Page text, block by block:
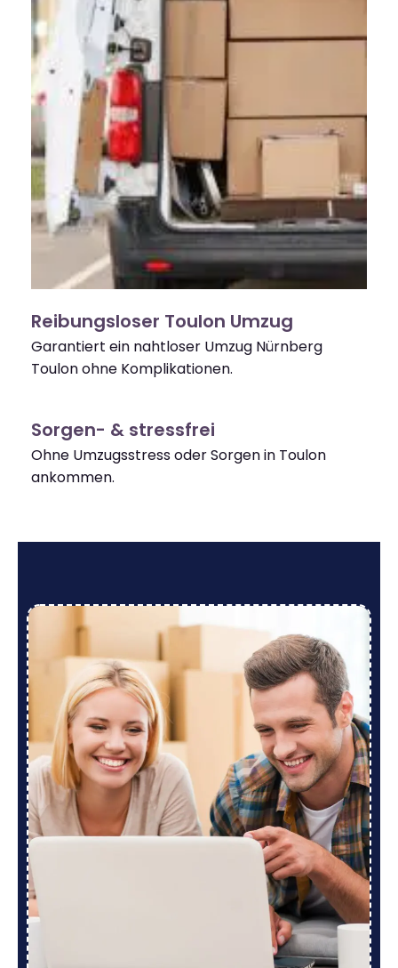
Reibungsloser Toulon Umzug
Garantiert ein nahtloser Umzug Nürnberg
Toulon ohne Komplikationen.
Sorgen- & stressfrei
Ohne Umzugsstress oder Sorgen in Toulon
ankommen.